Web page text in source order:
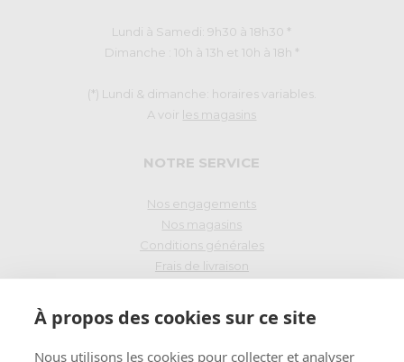
À propos des cookies sur ce site
Nous utilisons les cookies pour collecter et analyser
Lundi à Samedi: 9h30 à 18h30 *
Dimanche : 10h à 13h et 10h à 18h *
(*) Lundi & dimanche: horaires variables.
A voir les magasins
NOTRE SERVICE
Nos engagements
Nos magasins
Conditions générales
Frais de livraison
PAIEMENT SÉCURISÉ